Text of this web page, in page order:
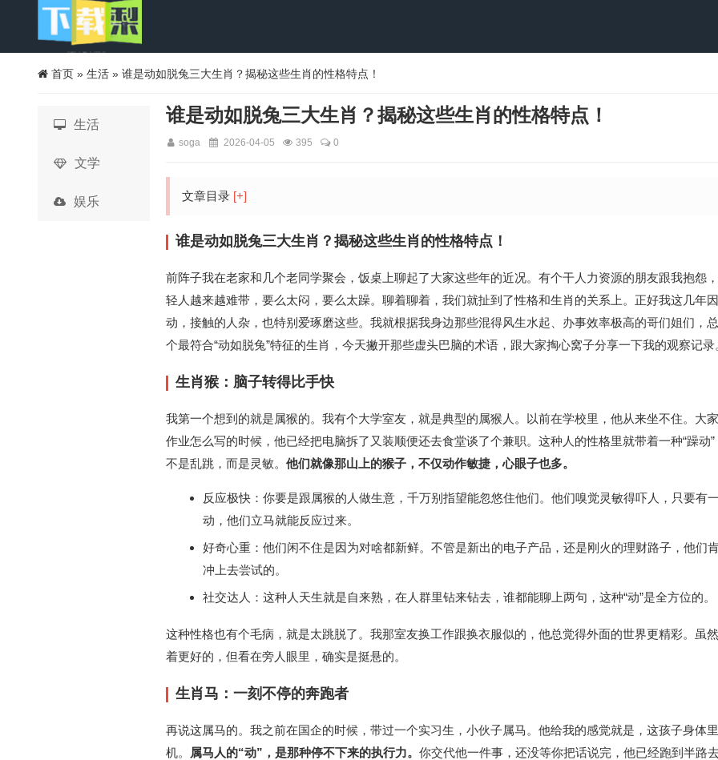
首页 » 生活 » 谁是动如脱兔三大生肖？揭秘这些生肖的性格特点！
生活
文学
娱乐
谁是动如脱兔三大生肖？揭秘这些生肖的性格特点！
soga 2026-04-05 395 0
文章目录 [+]
谁是动如脱兔三大生肖？揭秘这些生肖的性格特点！
前阵子我在老家和几个老同学聚会，饭桌上聊起了大家这些年的近况。有个干人力资源的朋友跟我抱怨
轻人越来越难带，要么太闷，要么太躁。聊着聊着，我们就扯到了性格和生肖的关系上。正好我这几年
动，接触的人杂，也特别爱琢磨这些。我就根据我身边那些混得风生水起、办事效率极高的哥们姐们，
个最符合“动如脱兔”特征的生肖，今天撇开那些虚头巴脑的术语，跟大家掏心窝子分享一下我的观察记录
生肖猴：脑子转得比手快
我第一个想到的就是属猴的。我有个大学室友，就是典型的属猴人。以前在学校里，他从来坐不住。大
作业怎么写的时候，他已经把电脑拆了又装顺便还去食堂谈了个兼职。这种人的性格里就带着一种“躁动
不是乱跳，而是灵敏。 他们就像那山上的猴子，不仅动作敏捷，心眼子也多。
反应极快：你要是跟属猴的人做生意，千万别指望能忽悠住他们。他们嗅觉灵敏得吓人，只要有
动，他们立马就能反应过来。
好奇心重：他们闲不住是因为对啥都新鲜。不管是新出的电子产品，还是刚火的理财路子，他们
冲上去尝试的。
社交达人：这种人天生就是自来熟，在人群里钻来钻去，谁都能聊上两句，这种“动”是全方位的。
这种性格也有个毛病，就是太跳脱了。我那室友换工作跟换衣服似的，他总觉得外面的世界更精彩。虽
着更好的，但看在旁人眼里，确实是挺悬的。
生肖马：一刻不停的奔跑者
再说这属马的。我之前在国企的时候，带过一个实习生，小伙子属马。他给我的感觉就是，这孩子身体
机。
属马人的“动”，是那种停不下来的执行力。 你交代他一件事，还没等你把话说完，他已经跑到半路去